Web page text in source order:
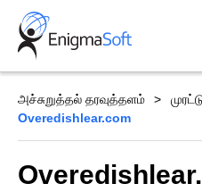
Skip
content
அச்சுறுத்தல் தரவுத்தளம்
Overedishlear.com